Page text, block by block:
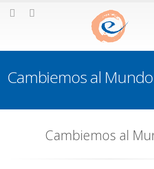
Cambiemos al Mundo
Cambiemos al